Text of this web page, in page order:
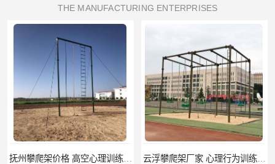
THE MANUFACTURING ENTERPRISES
抚州攀爬架价格 高空心理训练器材 标准尺寸 云浮攀爬架厂家 心理行为训练器材 质量保证